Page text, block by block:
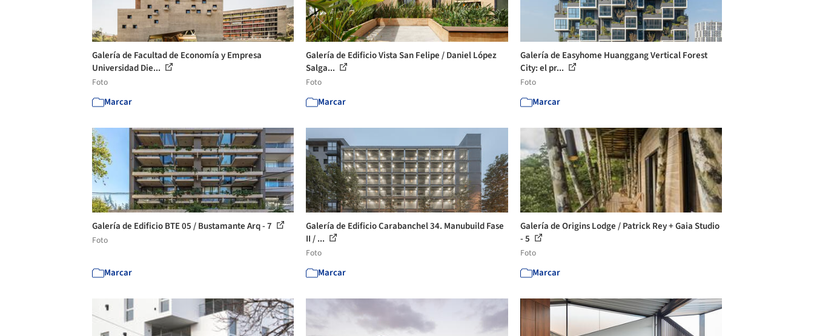
Galería de Facultad de Economía y Empresa
Universidad Die...
Foto
Marcar
Galería de Edificio Vista San Felipe / Daniel López
Salga...
Foto
Marcar
Galería de Easyhome Huanggang Vertical Forest
City: el pr...
Foto
Marcar
Galería de Edificio BTE 05 / Bustamante Arq - 7
Foto
Marcar
Galería de Edificio Carabanchel 34. Manubuild Fase
II / ...
Foto
Marcar
Galería de Origins Lodge / Patrick Rey + Gaia Studio
- 5
Foto
Marcar